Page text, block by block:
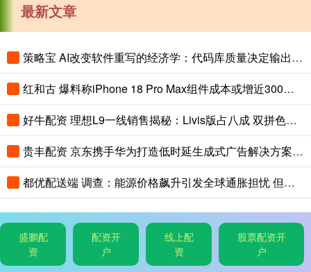
最新文章
策略宝 AI改变软件重写的经济学：代码库质量决定输出上限
红和古 爆料称iPhone 18 Pro Max组件成本或增近300美元
好牛配资 理想L9一线销售揭秘：Livis版占八成 双拼色成“标配”
贵丰配资 京东携手华为打造低时延生成式广告解决方案 基于鲲鹏超节点
都优配送端 调查：能源价格飙升引发全球通胀担忧 但通胀水平仍相对温和
盛鹏配
资
配资开
户
线上配
资
股票配资开
户